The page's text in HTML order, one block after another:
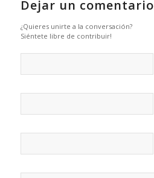
Dejar un comentario
¿Quieres unirte a la conversación?
Siéntete libre de contribuir!